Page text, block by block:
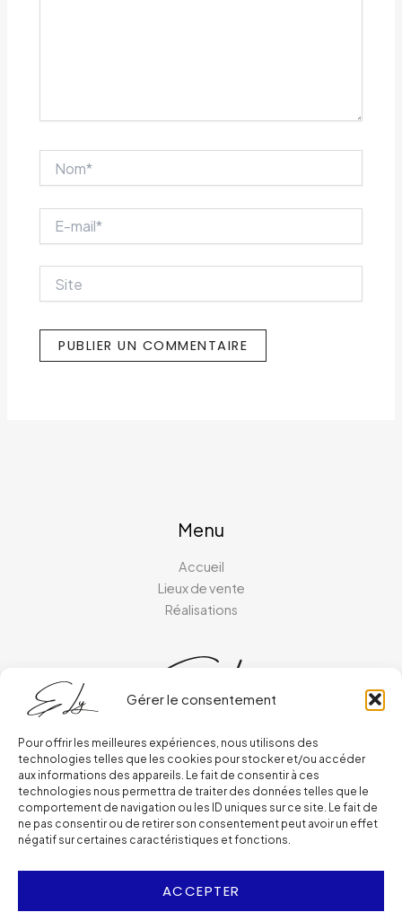
Gérer le consentement
Pour offrir les meilleures expériences, nous utilisons des
technologies telles que les cookies pour stocker et/ou accéder
aux informations des appareils. Le fait de consentir à ces
technologies nous permettra de traiter des données telles que le
comportement de navigation ou les ID uniques sur ce site. Le fait de
ne pas consentir ou de retirer son consentement peut avoir un effet
négatif sur certaines caractéristiques et fonctions.
ACCEPTER
mail*
Menu
Accueil
Lieux de vente
Réalisations
Ressources
contact@estherdelyceramiste.com
06 83 29 63 19